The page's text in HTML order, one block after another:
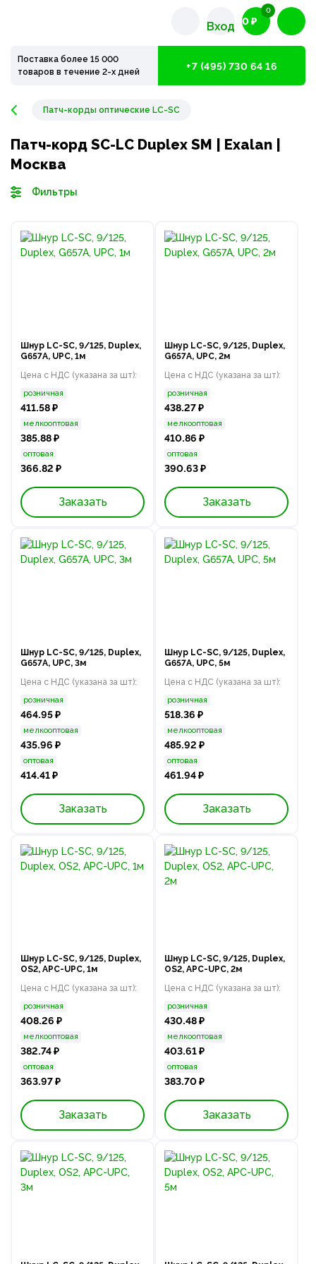
Вход 0 ₽
0
Поставка более 15 000
товаров в течение 2-х дней
+7 (495) 730 64 16
Патч-корды оптические LC-SC
Патч-корд SC-LC Duplex SM | Exalan |
Москва
Фильтры
Шнур LC-SC, 9/125, Duplex,
G657A, UPC, 1м
Цена с НДС (указана за шт):
розничная
411.58 ₽
мелкооптовая
385.88 ₽
оптовая
366.82 ₽
Заказать
Шнур LC-SC, 9/125, Duplex,
G657A, UPC, 2м
Цена с НДС (указана за шт):
розничная
438.27 ₽
мелкооптовая
410.86 ₽
оптовая
390.63 ₽
Заказать
Шнур LC-SC, 9/125, Duplex,
G657A, UPC, 3м
Цена с НДС (указана за шт):
розничная
464.95 ₽
мелкооптовая
435.96 ₽
оптовая
414.41 ₽
Заказать
Шнур LC-SC, 9/125, Duplex,
G657A, UPC, 5м
Цена с НДС (указана за шт):
розничная
518.36 ₽
мелкооптовая
485.92 ₽
оптовая
461.94 ₽
Заказать
Шнур LC-SC, 9/125, Duplex,
OS2, APC-UPC, 1м
Цена с НДС (указана за шт):
розничная
408.26 ₽
мелкооптовая
382.74 ₽
оптовая
363.97 ₽
Заказать
Шнур LC-SC, 9/125, Duplex,
OS2, APC-UPC, 2м
Цена с НДС (указана за шт):
розничная
430.48 ₽
мелкооптовая
403.61 ₽
оптовая
383.70 ₽
Заказать